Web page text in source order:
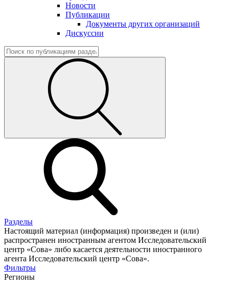
Новости
Публикации
Документы других организаций
Дискуссии
Разделы
Настоящий материал (информация) произведен и (или)
распространен иностранным агентом Исследовательский
центр «Сова» либо касается деятельности иностранного
агента Исследовательский центр «Сова».
Фильтры
Регионы